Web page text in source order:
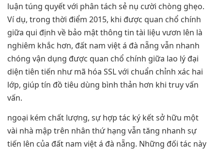
luận túng quyết với phân tách sẻ nụ cười chòng ghẹo.
Ví dụ, trong thời điểm 2015, khi được quan chổ chính
giữa qui định về bảo mật thông tin tài liệu vươn lên là
nghiêm khắc hơn, đất nam việt á đà nẵng vẫn nhanh
chóng vận dụng được quan chổ chính giữa lao lý đại
diện tiên tiến như mã hóa SSL với chuẩn chỉnh xác hai
lớp, giúp tín đồ tiêu dùng bình thản hơn khi truy vấn
vấn.
ngoại kém chất lượng, sự hợp tác ký kết sở hữu một
vài nhà mập trên nhân thứ hạng vẫn tăng nhanh sự
tiến lên của đất nam việt á đà nẵng. Những đối tác này